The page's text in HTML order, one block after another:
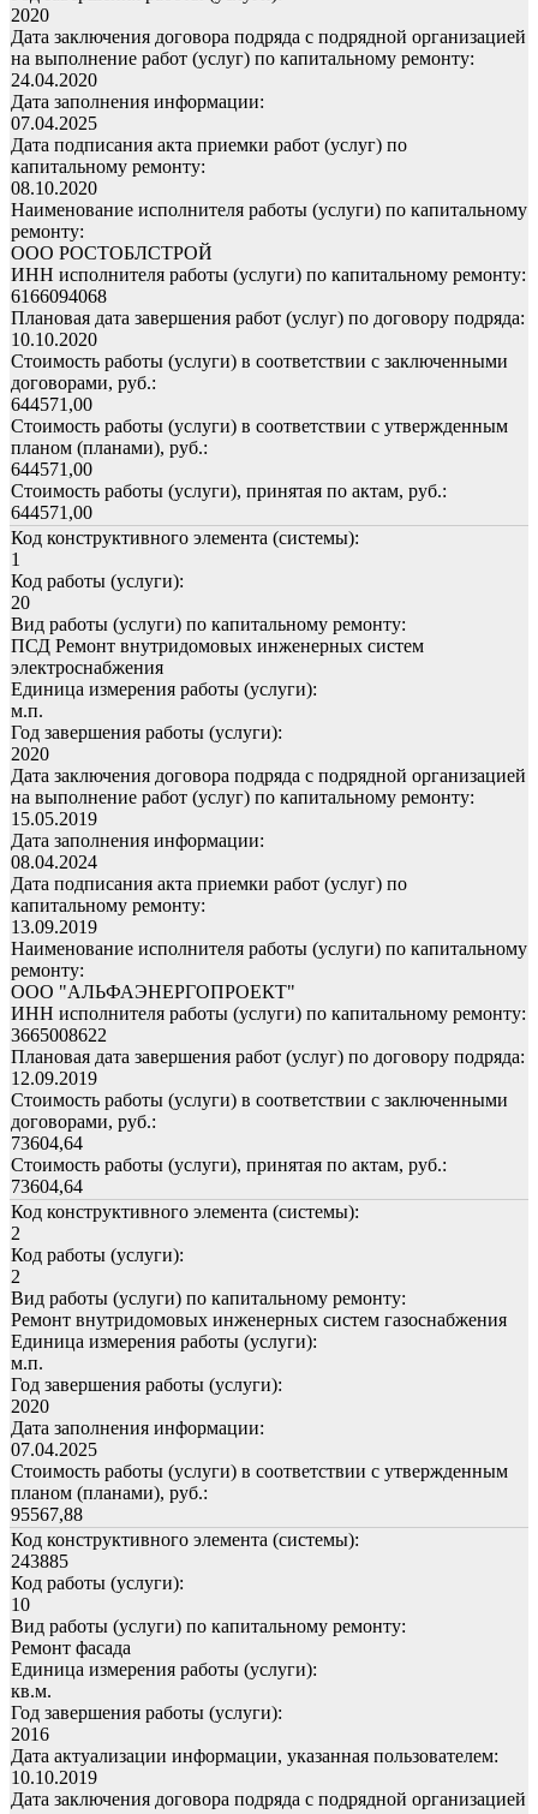
2020
Дата заключения договора подряда с подрядной организацией
на выполнение работ (услуг) по капитальному ремонту:
24.04.2020
Дата заполнения информации:
07.04.2025
Дата подписания акта приемки работ (услуг) по
капитальному ремонту:
08.10.2020
Наименование исполнителя работы (услуги) по капитальному
ремонту:
ООО РОСТОБЛСТРОЙ
ИНН исполнителя работы (услуги) по капитальному ремонту:
6166094068
Плановая дата завершения работ (услуг) по договору подряда:
10.10.2020
Стоимость работы (услуги) в соответствии с заключенными
договорами, руб.:
644571,00
Стоимость работы (услуги) в соответствии с утвержденным
планом (планами), руб.:
644571,00
Стоимость работы (услуги), принятая по актам, руб.:
644571,00
Код конструктивного элемента (системы):
1
Код работы (услуги):
20
Вид работы (услуги) по капитальному ремонту:
ПСД Ремонт внутридомовых инженерных систем
электроснабжения
Единица измерения работы (услуги):
м.п.
Год завершения работы (услуги):
2020
Дата заключения договора подряда с подрядной организацией
на выполнение работ (услуг) по капитальному ремонту:
15.05.2019
Дата заполнения информации:
08.04.2024
Дата подписания акта приемки работ (услуг) по
капитальному ремонту:
13.09.2019
Наименование исполнителя работы (услуги) по капитальному
ремонту:
ООО "АЛЬФАЭНЕРГОПРОЕКТ"
ИНН исполнителя работы (услуги) по капитальному ремонту:
3665008622
Плановая дата завершения работ (услуг) по договору подряда:
12.09.2019
Стоимость работы (услуги) в соответствии с заключенными
договорами, руб.:
73604,64
Стоимость работы (услуги), принятая по актам, руб.:
73604,64
Код конструктивного элемента (системы):
2
Код работы (услуги):
2
Вид работы (услуги) по капитальному ремонту:
Ремонт внутридомовых инженерных систем газоснабжения
Единица измерения работы (услуги):
м.п.
Год завершения работы (услуги):
2020
Дата заполнения информации:
07.04.2025
Стоимость работы (услуги) в соответствии с утвержденным
планом (планами), руб.:
95567,88
Код конструктивного элемента (системы):
243885
Код работы (услуги):
10
Вид работы (услуги) по капитальному ремонту:
Ремонт фасада
Единица измерения работы (услуги):
кв.м.
Год завершения работы (услуги):
2016
Дата актуализации информации, указанная пользователем:
10.10.2019
Дата заключения договора подряда с подрядной организацией